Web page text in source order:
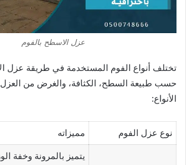
عزل الاسطح بالفوم
تختلف أنواع الفوم المستخدمة في طريقة عزل
حسب طبيعة السطح، الكثافة، والغرض من
الأنواع:
نوع عزل الفوم مميزاته
يتميز بالمرونة وخفة